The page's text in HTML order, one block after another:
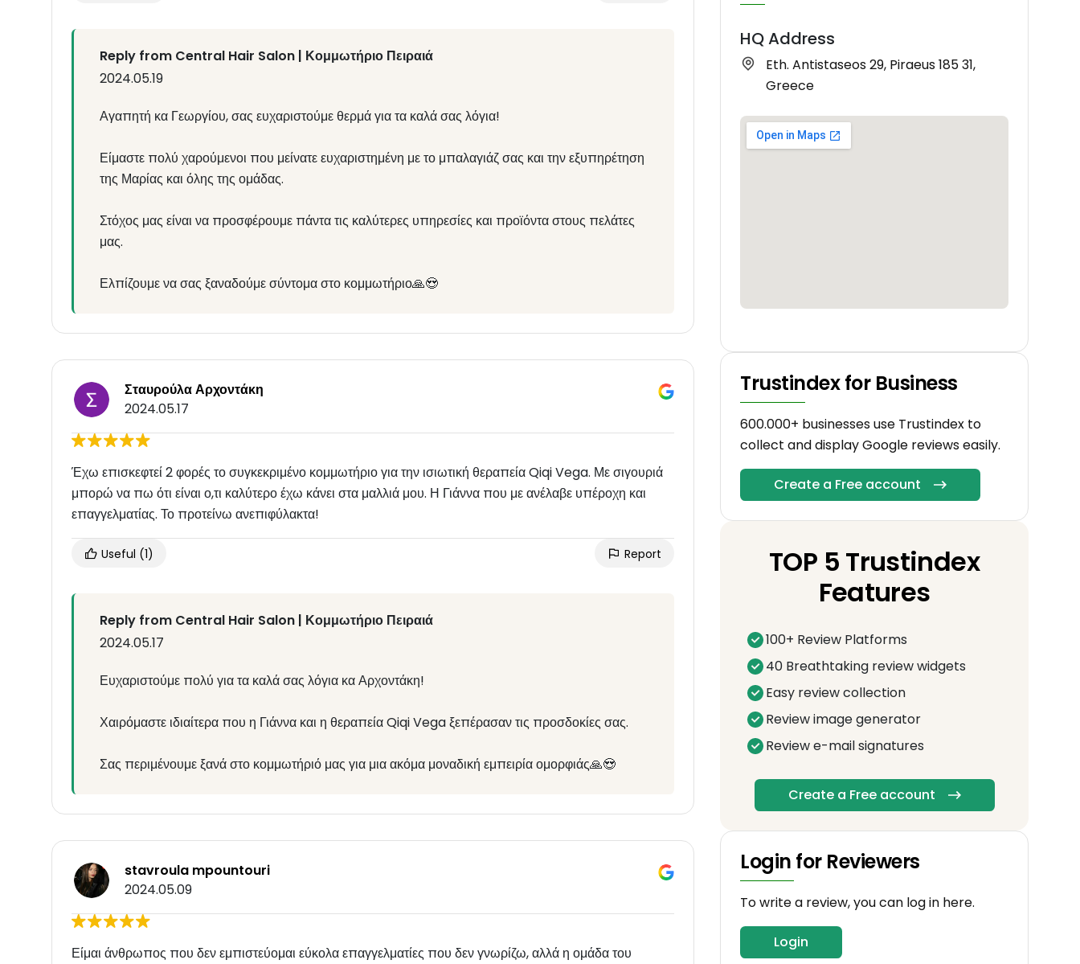
Reply from Central Hair Salon | Κομμωτήριο Πειραιά
2024.05.19
Αγαπητή κα Γεωργίου, σας ευχαριστούμε θερμά για τα καλά σας λόγια!
Είμαστε πολύ χαρούμενοι που μείνατε ευχαριστημένη με το μπαλαγιάζ σας και την εξυπηρέτηση
της Μαρίας και όλης της ομάδας.
Στόχος μας είναι να προσφέρουμε πάντα τις καλύτερες υπηρεσίες και προϊόντα στους πελάτες
μας.
Ελπίζουμε να σας ξαναδούμε σύντομα στο κομμωτήριο🙏😍
Σταυρούλα Αρχοντάκη
2024.05.17
Έχω επισκεφτεί 2 φορές το συγκεκριμένο κομμωτήριο για την ισιωτική θεραπεία Qiqi Vega. Με σιγουριά
μπορώ να πω ότι είναι ο,τι καλύτερο έχω κάνει στα μαλλιά μου. Η Γιάννα που με ανέλαβε υπέροχη και
επαγγελματίας. Το προτείνω ανεπιφύλακτα!
Useful (1) Report
Reply from Central Hair Salon | Κομμωτήριο Πειραιά
2024.05.17
Ευχαριστούμε πολύ για τα καλά σας λόγια κα Αρχοντάκη!
Χαιρόμαστε ιδιαίτερα που η Γιάννα και η θεραπεία Qiqi Vega ξεπέρασαν τις προσδοκίες σας.
Σας περιμένουμε ξανά στο κομμωτήριό μας για μια ακόμα μοναδική εμπειρία ομορφιάς🙏😍
stavroula mpountouri
2024.05.09
Είμαι άνθρωπος που δεν εμπιστεύομαι εύκολα επαγγελματίες που δεν γνωρίζω, αλλά η ομάδα του
HQ Address
Eth. Antistaseos 29, Piraeus 185 31,
Greece
Trustindex for Business
600.000+ businesses use Trustindex to
collect and display Google reviews easily.
Create a Free account
TOP 5 Trustindex
Features
100+ Review Platforms
40 Breathtaking review widgets
Easy review collection
Review image generator
Review e-mail signatures
Create a Free account
Login for Reviewers
To write a review, you can log in here.
Login